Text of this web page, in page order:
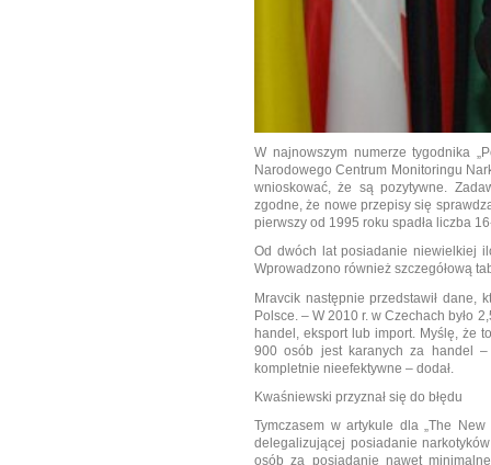
W najnowszym numerze tygodnika
Narodowego Centrum Monitoringu
wnioskować, że są pozytywne.
zgodne, że nowe przepisy się
pierwszy od 1995 roku spadła liczba
Od dwóch lat posiadanie niewielkiej
Wprowadzono również szczegółową
Mravcik następnie przedstawił dane,
Polsce. – W 2010 r. w Czechach było
handel, eksport lub import. Myślę, że
900 osób jest karanych za handel –
kompletnie nieefektywne – dodał.
Kwaśniewski przyznał się do błędu
Tymczasem w artykule dla „The
delegalizującej posiadanie
osób za posiadanie nawet